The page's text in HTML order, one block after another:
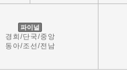
파이널
경희/단국/중앙
동아/조선/전남